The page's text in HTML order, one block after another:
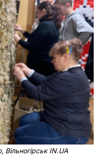
IN.UA